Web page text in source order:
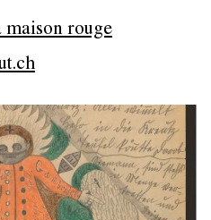
maison rouge